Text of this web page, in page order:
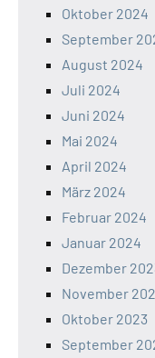
Oktober 2024
September
August 2024
Juli 2024
Juni 2024
Mai 2024
April 2024
März 2024
Februar 2024
Januar 2024
Dezember
November
Oktober 2023
September